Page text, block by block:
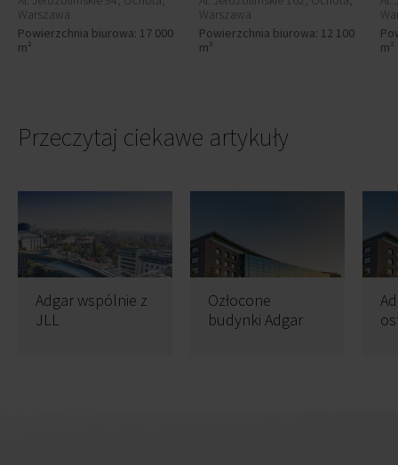
Warszawa
Powierzchnia biurowa: 17 000
m²
Warszawa
Powierzchnia biurowa: 12 100
m²
m²
Przeczytaj ciekawe artykuły
Adgar wspólnie z
JLL
Ozłocone
budynki Adgar